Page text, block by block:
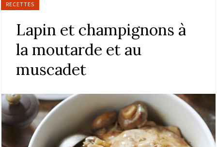
RECETTES
Lapin et champignons à
la moutarde et au
muscadet